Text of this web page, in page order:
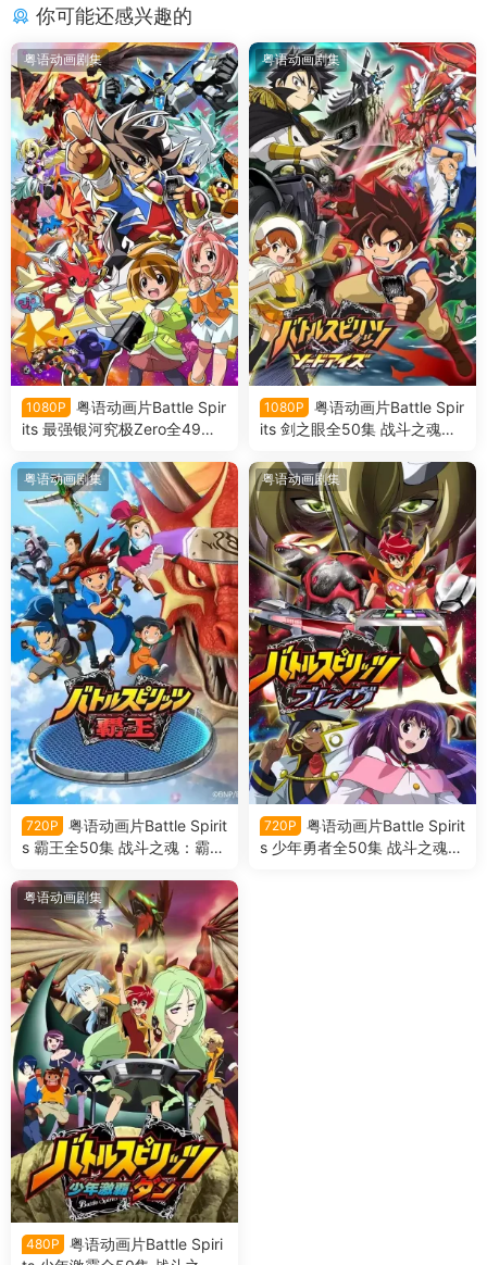
你可能还感兴趣的
粤语动画剧集
1080P
粤语动画片Battle Spir
its 最强银河究极Zero全49集
粤语版
粤语动画剧集
1080P
粤语动画片Battle Spir
its 剑之眼全50集 战斗之魂：
粤语动画剧集
720P
粤语动画片Battle Spirit
s 霸王全50集 战斗之魂：霸王
粤语动画剧集
720P
粤语动画片Battle Spirit
s 少年勇者全50集 战斗之魂：
粤语动画剧集
480P
粤语动画片Battle Spiri